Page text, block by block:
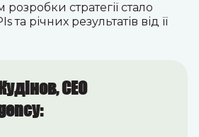
стратегії стало
та річних результатів від її
CEO